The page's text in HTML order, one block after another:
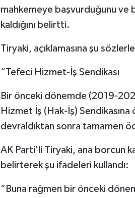
mahkemeye başvurduğunu ve
kaldığını belirtti.
Tiryaki, açıklamasına şu
“Tefeci Hizmet-İş Sendikası
Bir önceki dönemde (2019-
Hizmet İş (Hak-İş)
devraldıktan sonra tamamen
AK Parti'li Tiryaki, ana borcun
belirterek şu ifadeleri kullandı:
“Buna rağmen bir önceki